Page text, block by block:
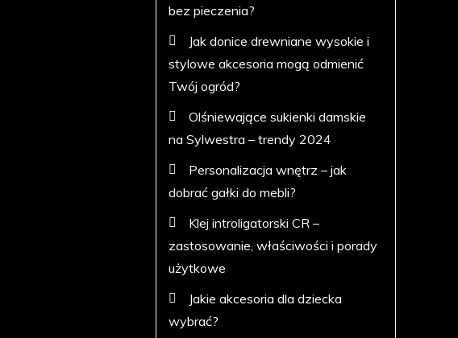
bez pieczenia?
Jak donice drewniane wysokie i
stylowe akcesoria mogą odmienić
Twój ogród?
Olśniewające sukienki damskie
na Sylwestra – trendy 2024
Personalizacja wnętrz – jak
dobrać gałki do mebli?
Klej introligatorski CR –
zastosowanie, właściwości i porady
użytkowe
Jakie akcesoria dla dziecka
wybrać?